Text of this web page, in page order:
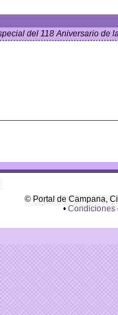
del 118 Aniversario de
© Portal de Campana,
• Condiciones